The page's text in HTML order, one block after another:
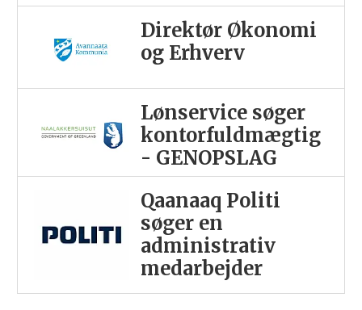
Direktør Økonomi
og Erhverv
Lønservice søger
kontorfuldmægtig
- GENOPSLAG
Qaanaaq Politi
søger en
administrativ
medarbejder